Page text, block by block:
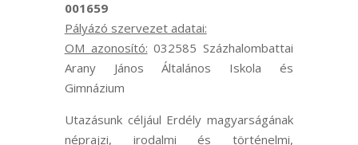
001659
Pályázó szervezet adatai:
OM azonosító: 032585 Százhalombattai
Arany János Általános Iskola és
Gimnázium
Utazásunk céljául Erdély magyarságának
néprajzi, irodalmi és történelmi,